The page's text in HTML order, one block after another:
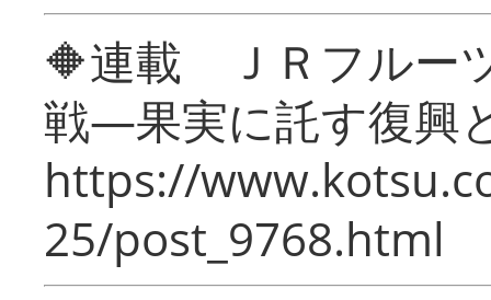
🔶連載 ＪＲフルー
戦―果実に託す復興
https://
25/post_9768.html